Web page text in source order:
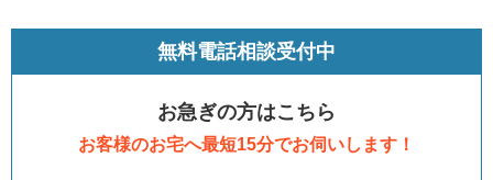
無料電話相談受付中
お急ぎの方はこちら
お客様のお宅へ最短15分でお伺いします！